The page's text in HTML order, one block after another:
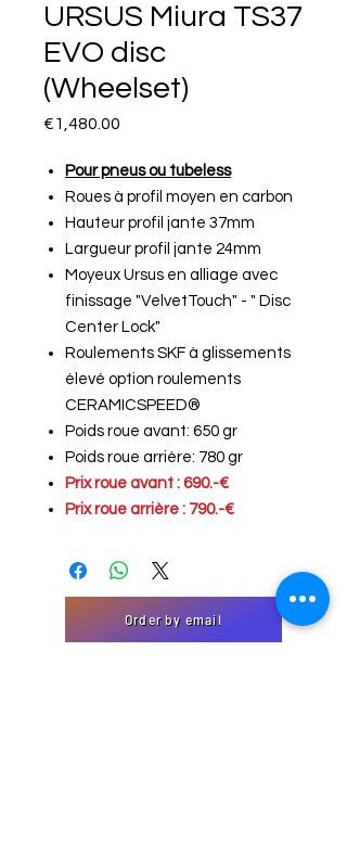
URSUS Miura TS37
EVO disc
(Wheelset)
€1,480.00
Pour pneus ou tubeless
Roues à profil moyen en carbon
Hauteur profil jante 37mm
Largueur profil jante 24mm
Moyeux Ursus en alliage avec
finissage "VelvetTouch" - " Disc
Center Lock"
Roulements SKF à glissements
élevé option roulements
CERAMICSPEED®
Poids roue avant: 650 gr
Poids roue arrière: 780 gr
Prix roue avant : 690.-€
Prix roue arrière : 790.-€
Order by email